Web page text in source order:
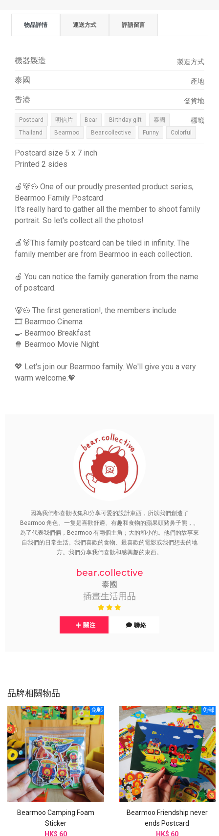
物品詳情 運送方式 評語留言
製造方式
機器製造
產地
泰國
發貨地
香港
標籤
Postcard 明信片 Bear Birthday gift
泰國
Thailand
Bearmoo Bear.collective Funny Colorful
Postcard size 5 x 7 inch
Printed 2 sides
🍎🐻🐽 One of our proudly presented product series,
Bearmoo Family Postcard
It's really hard to gather all the member to shoot family
portrait. So let's collect all the photos!
🍎🐻This family postcard can be tiled in infinity. The
family member are from Bearmoo in each collection.
🍎 You can notice the family generation from the name
of postcard.
🐻🐽 The first generation!, the members include
🎞 Bearmoo Cinema
🍳 Bearmoo Breakfast
🍿 Bearmoo Movie Night
💖 Let's join our Bearmoo family. We'll give you a very
warm welcome.💖
因為我們都喜歡收集和分享可愛的設計東西，所以我們創造了
Bearmoo 角色。一隻是喜歡舒適、有趣和食物的蘋果頭豬鼻子熊，。
為了代表我們倆，Bearmoo 有兩個主角；大的和小的。他們的故事來
自我們的日常生活。我們喜歡的食物、最喜歡的電影或我們想去的地
方。我們分享我們喜歡和感興趣的東西。
bear.collective
泰國
插畫生活用品
關注 聯絡
品牌相關物品
免郵
Bearmoo Camping Foam
Sticker
HK$ 60
免郵
Bearmoo Friendship never
ends Postcard
HK$ 60